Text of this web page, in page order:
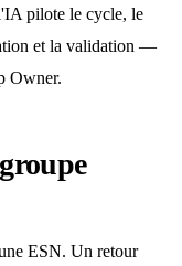
pilote le cycle, le
et la validation —
Owner.
ESN. Un retour